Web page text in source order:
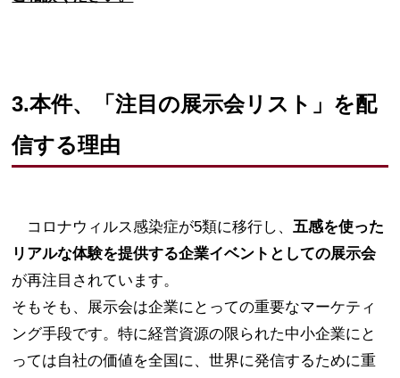
3.本件、 「注目の展示会リスト 」を配
信する理由
コロナウィルス感染症が5類に移行し、五感を使った
リアルな体験を提供する企業イベントとしての展示会
が再注目されています。
そもそも、展示会は企業にとっての重要なマーケティ
ング手段です。特に経営資源の限られた中小企業にと
っては自社の価値を全国に、世界に発信するために重